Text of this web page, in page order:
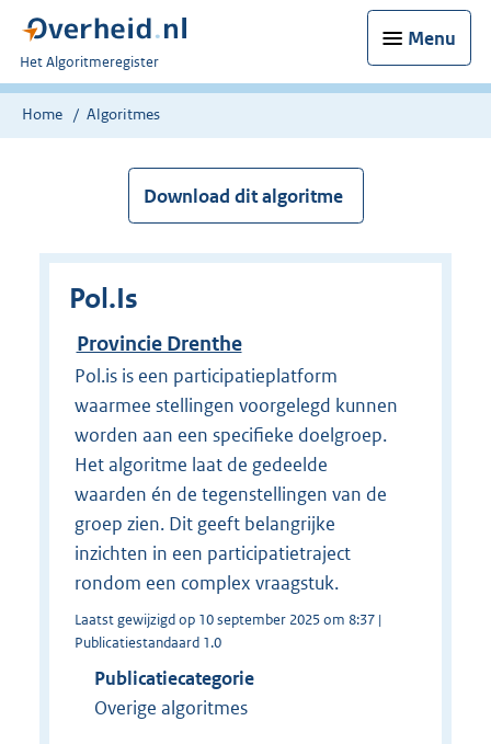
Menu
U
bent
nu
Het Algoritmeregister
Home Algoritmes
Download dit algoritme
Pol.Is
Provincie Drenthe
Pol.is is een participatieplatform
waarmee stellingen voorgelegd kunnen
worden aan een specifieke doelgroep.
Het algoritme laat de gedeelde
waarden én de tegenstellingen van de
groep zien. Dit geeft belangrijke
inzichten in een participatietraject
rondom een complex vraagstuk.
Laatst gewijzigd op 10 september 2025 om 8:37 |
Publicatiestandaard 1.0
Publicatiecategorie
Overige algoritmes